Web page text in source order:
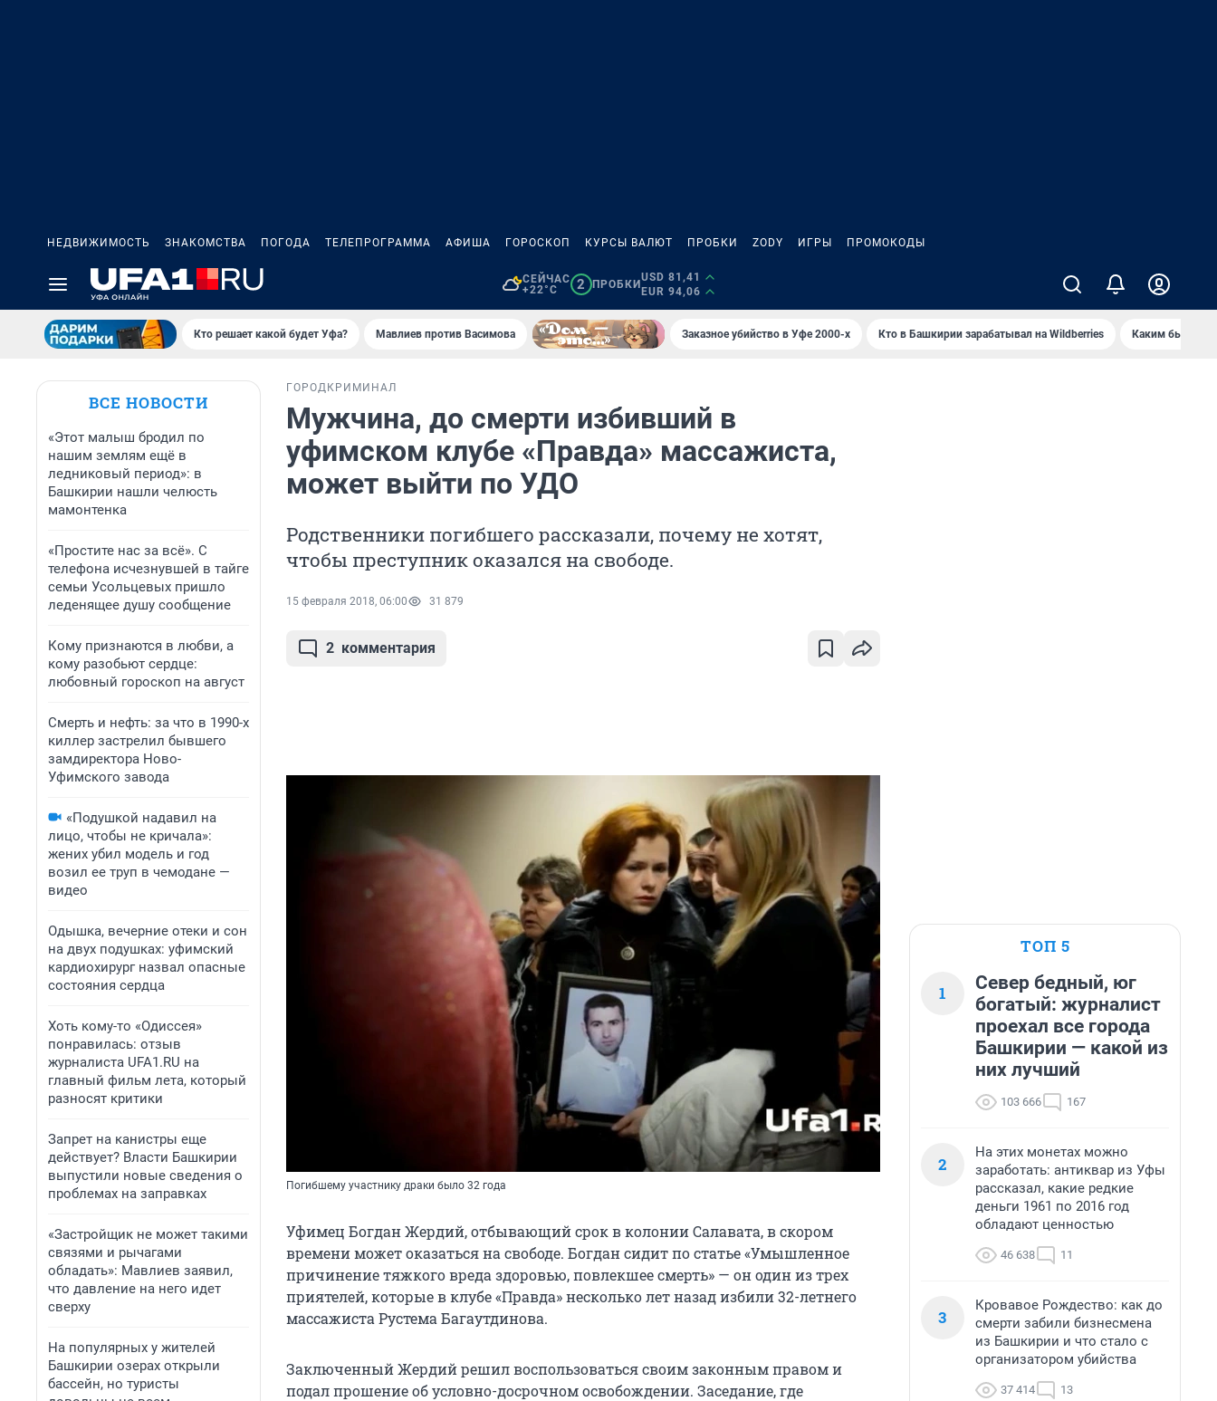
НЕДВИЖИМОСТЬ ЗНАКОМСТВА ПОГОДА ТЕЛЕПРОГРАММА АФИША ГОРОСКОП КУРСЫ ВАЛЮТ ПРОБКИ ZODY ИГРЫ ПРОМОКОДЫ
СЕЙЧАС
+22°C
2 ПРОБКИ
USD 81,41
EUR 94,06
Кто решает какой будет Уфа? Мавлиев против Васимова Заказное убийство в Уфе 2000-х Кто в Башкирии зарабатывал на Wildberries Каким было
ВСЕ НОВОСТИ
«Этот малыш бродил по
нашим землям ещё в
ледниковый период»: в
Башкирии нашли челюсть
мамонтенка
«Простите нас за всё». С
телефона исчезнувшей в тайге
семьи Усольцевых пришло
леденящее душу сообщение
Кому признаются в любви, а
кому разобьют сердце:
любовный гороскоп на август
Смерть и нефть: за что в 1990-х
киллер застрелил бывшего
замдиректора Ново-
Уфимского завода
«Подушкой надавил на
лицо, чтобы не кричала»:
жених убил модель и год
возил ее труп в чемодане —
видео
Одышка, вечерние отеки и сон
на двух подушках: уфимский
кардиохирург назвал опасные
состояния сердца
Хоть кому-то «Одиссея»
понравилась: отзыв
журналиста UFA1.RU на
главный фильм лета, который
разносят критики
Запрет на канистры еще
действует? Власти Башкирии
выпустили новые сведения о
проблемах на заправках
«Застройщик не может такими
связями и рычагами
обладать»: Мавлиев заявил,
что давление на него идет
сверху
На популярных у жителей
Башкирии озерах открыли
бассейн, но туристы
ГОРОД КРИМИНАЛ
Мужчина, до смерти избивший в
уфимском клубе «Правда» массажиста,
может выйти по УДО
Родственники погибшего рассказали, почему не хотят,
чтобы преступник оказался на свободе.
15 февраля 2018, 06:00 31 879
2 комментария
Погибшему участнику драки было 32 года
Уфимец Богдан Жердий, отбывающий срок в колонии Салавата, в скором
времени может оказаться на свободе. Богдан сидит по статье «Умышленное
причинение тяжкого вреда здоровью, повлекшее смерть» — он один из трех
приятелей, которые в клубе «Правда» несколько лет назад избили 32-летнего
массажиста Рустема Багаутдинова.
Заключенный Жердий решил воспользоваться своим законным правом и
подал прошение об условно-досрочном освобождении. Заседание, где
ТОП 5
1
Север бедный, юг
богатый: журналист
проехал все города
Башкирии — какой из
них лучший
103 666 167
2
На этих монетах можно
заработать: антиквар из Уфы
рассказал, какие редкие
деньги 1961 по 2016 год
обладают ценностью
46 638 11
3
Кровавое Рождество: как до
смерти забили бизнесмена
из Башкирии и что стало с
организатором убийства
37 414 13